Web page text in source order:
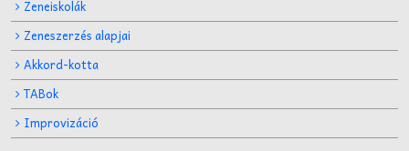
Zeneiskolák
Zeneszerzés alapjai
Akkord-kotta
TABok
Improvizáció